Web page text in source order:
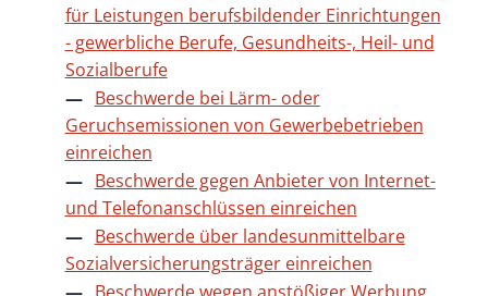
für Leistungen berufsbildender Einrichtungen
- gewerbliche Berufe, Gesundheits-, Heil- und
Sozialberufe
Beschwerde bei Lärm- oder
Geruchsemissionen von Gewerbebetrieben
einreichen
Beschwerde gegen Anbieter von Internet-
und Telefonanschlüssen einreichen
Beschwerde über landesunmittelbare
Sozialversicherungsträger einreichen